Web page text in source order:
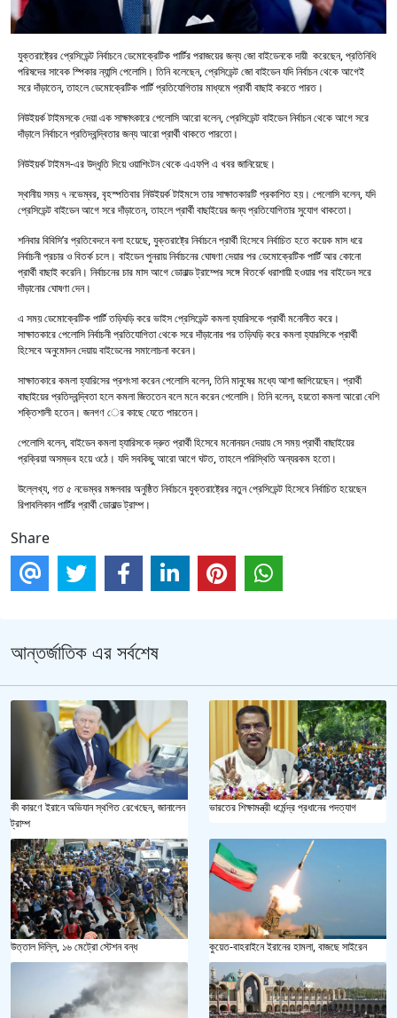
যুক্তরাষ্ট্রের প্রেসিডেন্ট নির্বাচনে ডেমোক্রেটিক পার্টির পরাজয়ের জন্য জো বাইডেনকে দায়ী করেছেন, প্রতিনিধি
পরিষদের সাবেক স্পিকার ন্যান্সি পেলোসি। তিনি বলেছেন, প্রেসিডেন্ট জো বাইডেন যদি নির্বাচন থেকে আগেই
সরে দাঁড়াতেন, তাহলে ডেমোক্রেটিক পার্টি প্রতিযোগিতার মাধ্যমে প্রার্থী বাছাই করতে পারত।
নিউইয়র্ক টাইমসকে দেয়া এক সাক্ষাৎকারে পেলোসি আরো বলেন, প্রেসিডেন্ট বাইডেন নির্বাচন থেকে আগে সরে
দাঁড়ালে নির্বাচনে প্রতিদ্বন্দ্বিতার জন্য আরো প্রার্থী থাকতে পারতো।
নিউইয়র্ক টাইমস-এর উদ্ধৃতি দিয়ে ওয়াশিংটন থেকে এএফপি এ খবর জানিয়েছে।
স্থানীয় সময় ৭ নভেম্বর, বৃহস্পতিবার নিউইয়র্ক টাইমসে তার সাক্ষাতকারটি প্রকাশিত হয়। পেলোসি বলেন, যদি
প্রেসিডেন্ট বাইডেন আগে সরে দাঁড়াতেন, তাহলে প্রার্থী বাছাইয়ের জন্য প্রতিযোগিতার সুযোগ থাকতো।
শনিবার বিবিসি’র প্রতিবেদনে বলা হয়েছে, যুক্তরাষ্ট্রে নির্বাচনে প্রার্থী হিসেবে নির্বাচিত হতে কয়েক মাস ধরে
নির্বাচনী প্রচার ও বিতর্ক চলে। বাইডেন পুনরায় নির্বাচনের ঘোষণা দেয়ার পর ডেমোক্রেটিক পার্টি আর কোনো
প্রার্থী বাছাই করেনি। নির্বাচনের চার মাস আগে ডোনাল্ড ট্রাম্পের সঙ্গে বিতর্কে ধরাশায়ী হওয়ার পর বাইডেন সরে
দাঁড়ানোর ঘোষণা দেন।
এ সময় ডেমোক্রেটিক পার্টি তড়িঘড়ি করে ভাইস প্রেসিডেন্ট কমলা হ্যারিসকে প্রার্থী মনোনীত করে।
সাক্ষাতকারে পেলোসি নির্বাচনী প্রতিযোগিতা থেকে সরে দাঁড়ানোর পর তড়িঘড়ি করে কমলা হ্যারসিকে প্রার্থী
হিসেবে অনুমোদন দেয়ায় বাইডেনের সমালোচনা করেন।
সাক্ষাতকারে কমলা হ্যারিসের প্রশংসা করেন পেলোসি বলেন, তিনি মানুষের মধ্যে আশা জাগিয়েছেন। প্রার্থী
বাছাইয়ের প্রতিদ্বন্দ্বিতা হলে কমলা জিততেন বলে মনে করেন পেলোসি। তিনি বলেন, হয়তো কমলা আরো বেশি
শক্তিশালী হতেন। জনগণ ের কাছে যেতে পারতেন।
পেলোসি বলেন, বাইডেন কমলা হ্যারিসকে দ্রুত প্রার্থী হিসেবে মনোনয়ন দেয়ায় সে সময় প্রার্থী বাছাইয়ের
প্রক্রিয়া অসম্ভব হয়ে ওঠে। যদি সবকিছু আরো আগে ঘটত, তাহলে পরিস্থিতি অন্যরকম হতো।
উল্লেখ্য, গত ৫ নভেম্বর মঙ্গলবার অনুষ্ঠিত নির্বাচনে যুক্তরাষ্ট্রের নতুন প্রেসিডেন্ট হিসেবে নির্বাচিত হয়েছেন
রিপাবলিকান পার্টির প্রার্থী ডোনাল্ড ট্রাম্প।
Share
আন্তর্জাতিক এর সর্বশেষ
কী কারণে ইরানে অভিযান স্থগিত রেখেছেন, জানালেন
ট্রাম্প
ভারতের শিক্ষামন্ত্রী ধর্মেন্দ্র প্রধানের পদত্যাগ
উত্তাল দিল্লি, ১৬ মেট্রো স্টেশন বন্ধ কুয়েত-বাহরাইনে ইরানের হামলা, বাজছে সাইরেন